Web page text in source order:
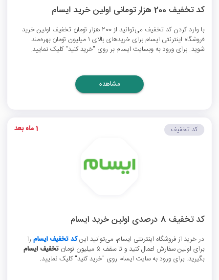
کد تخفیف 200 هزار تومانی اولین خرید ایسام
با وارد کردن کد تخفیف می‌توانید از 200 هزار تومان تخفیف اولین خرید
فروشگاه اینترنتی ایسام برای خریدهای بالای 1 میلیون تومان بهره‌مند
شوید. برای ورود به وبسایت ایسام بر روی "خرید کنید" کلیک نمایید.
مشاهده
کد تخفیف 8 درصدی اولین خرید ایسام
در خرید از فروشگاه اینترنتی ایسام، می‌توانید اینکد تخفیف ایسام را
برای اولین سفارش اعمال کنید و تا سقف 5 میلیون تومان
تخفیف ایسام
بگیرید. برای ورود به سایت ایسام روی "خرید کنید" کلیک نمایید.
کد تخفیف 1 ماه بعد